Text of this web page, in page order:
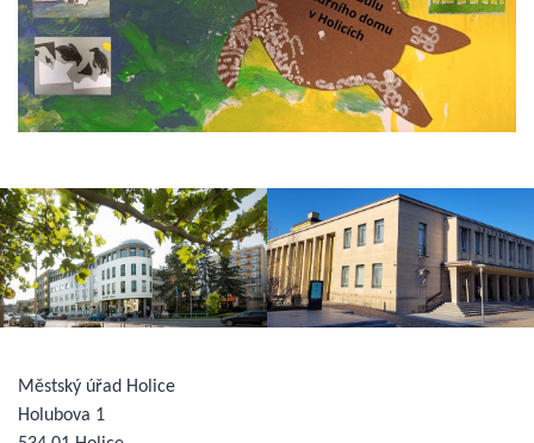
Městský úřad Holice
Holubova 1